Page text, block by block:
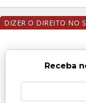
DIZER O DIREITO NO
Receba